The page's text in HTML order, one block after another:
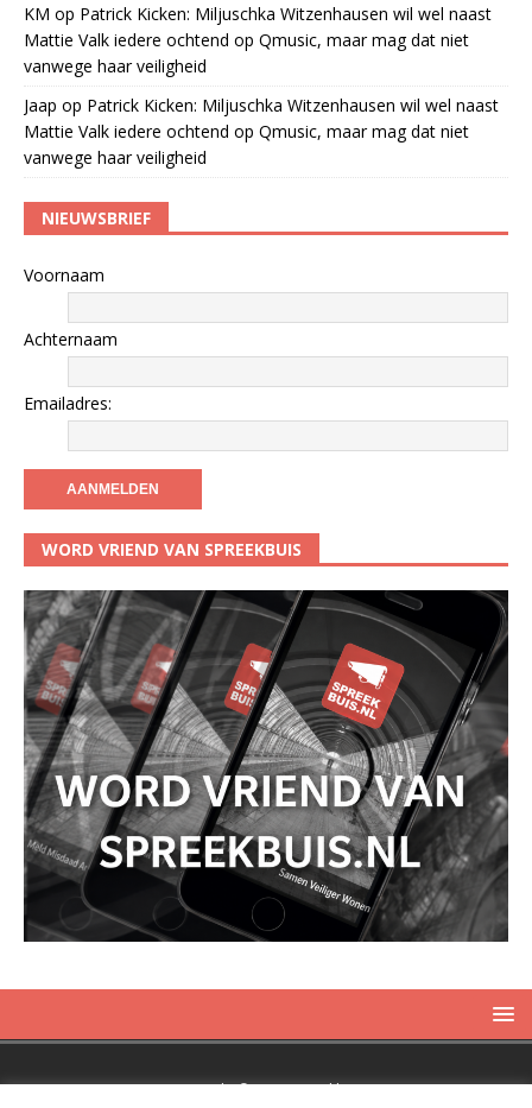
KM op Patrick Kicken: Miljuschka Witzenhausen wil wel naast
Mattie Valk iedere ochtend op Qmusic, maar mag dat niet
vanwege haar veiligheid
Jaap op Patrick Kicken: Miljuschka Witzenhausen wil wel naast
Mattie Valk iedere ochtend op Qmusic, maar mag dat niet
vanwege haar veiligheid
NIEUWSBRIEF
Voornaam
Achternaam
Emailadres:
WORD VRIEND VAN SPREEKBUIS
Copyright © 2019 Spreekbuis